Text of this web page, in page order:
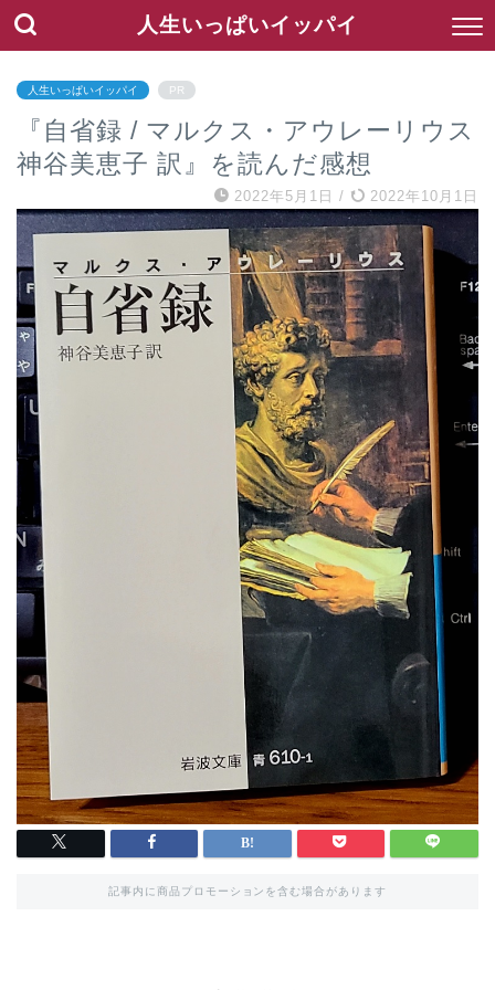
人生いっぱいイッパイ
人生いっぱいイッパイ PR
『自省録 / マルクス・アウレーリウス
神谷美恵子 訳』を読んだ感想
2022年5月1日 / 2022年10月1日
記事内に商品プロモーションを含む場合があります